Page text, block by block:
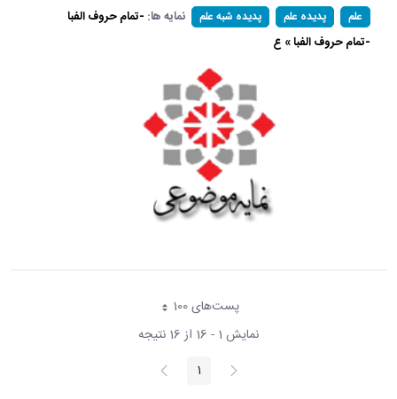
علم پدیده علم پدیده شبه علم نمایه ها: -تمام حروف الفبا
-تمام حروف الفبا » ع
پست‌‌های 100هر صفحه
نمایش 1 - 16 از 16 نتیجه
پیغام
قبلی صفحه1 صفحه
بعد